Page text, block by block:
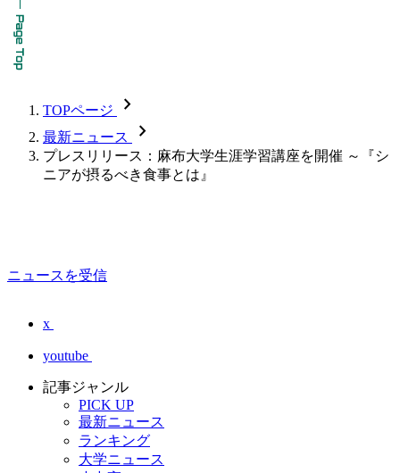
TOPページ chevron_forward
最新ニュース chevron_forward
プレスリリース：麻布大学生涯学習講座を開催 ～『シ
ニアが摂るべき食事とは』
ニュースを受信
x
youtube
記事ジャンル
PICK UP
最新ニュース
ランキング
大学ニュース